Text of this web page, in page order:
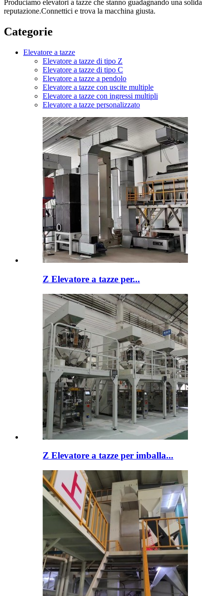
Produciamo elevatori a tazze che stanno guadagnando una solida
reputazione.Connettici e trova la macchina giusta.
Categorie
Elevatore a tazze
Elevatore a tazze di tipo Z
Elevatore a tazze di tipo C
Elevatore a tazze a pendolo
Elevatore a tazze con uscite multiple
Elevatore a tazze con ingressi multipli
Elevatore a tazze personalizzato
Z Elevatore a tazze per...
Z Elevatore a tazze per imballa...